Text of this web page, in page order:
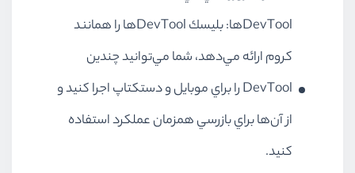
DevToolها: بليسك DevToolها را همانند
كروم ارائه مي‌دهد، شما مي‌توانيد چندين
DevTool را براي موبايل و دستكتاپ اجرا كنيد و
از آن‌ها براي بازرسي همزمان عملكرد استفاده
كنيد.